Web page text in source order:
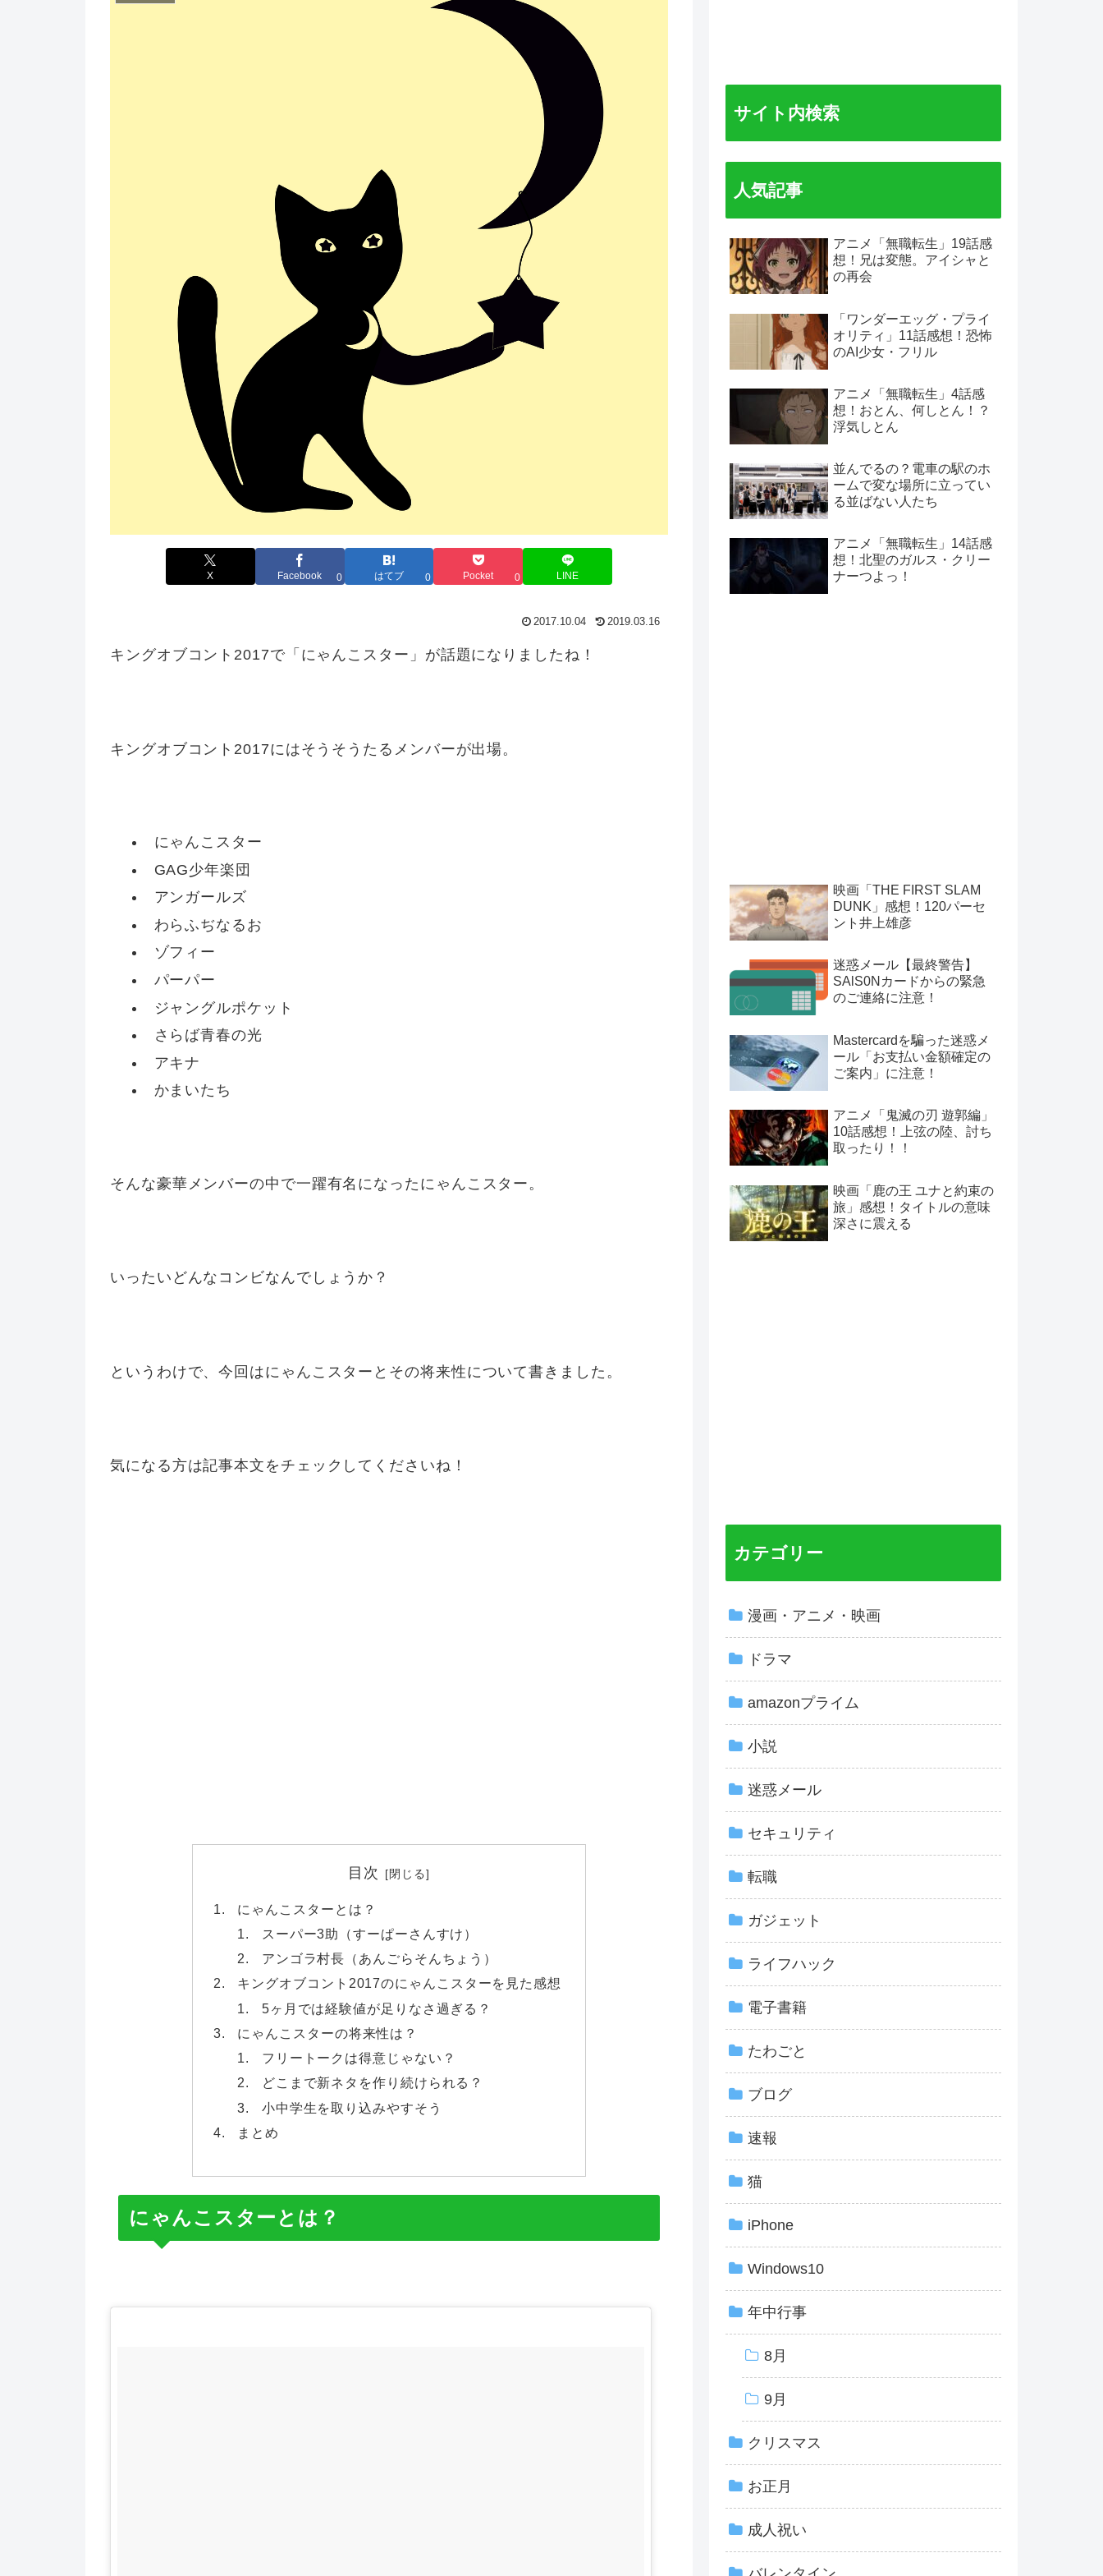
X Facebook 0 はてブ 0 Pocket 0 LINE
2017.10.04 2019.03.16
キングオブコント2017で「にゃんこスター」が話題になりましたね！
キングオブコント2017にはそうそうたるメンバーが出場。
にゃんこスター
GAG少年楽団
アンガールズ
わらふぢなるお
ゾフィー
パーパー
ジャングルポケット
さらば青春の光
アキナ
かまいたち
そんな豪華メンバーの中で一躍有名になったにゃんこスター。
いったいどんなコンビなんでしょうか？
というわけで、今回はにゃんこスターとその将来性について書きました。
気になる方は記事本文をチェックしてくださいね！
目次
にゃんこスターとは？
スーパー3助（すーぱーさんすけ）
アンゴラ村長（あんごらそんちょう）
キングオブコント2017のにゃんこスターを見た感想
5ヶ月では経験値が足りなさ過ぎる？
にゃんこスターの将来性は？
フリートークは得意じゃない？
どこまで新ネタを作り続けられる？
小中学生を取り込みやすそう
まとめ
にゃんこスターとは？
サイト内検索
人気記事
アニメ「無職転生」19話感
想！兄は変態。アイシャと
の再会
「ワンダーエッグ・プライ
オリティ」11話感想！恐怖
のAI少女・フリル
アニメ「無職転生」4話感
想！おとん、何しとん！？
浮気しとん
並んでるの？電車の駅のホ
ームで変な場所に立ってい
る並ばない人たち
アニメ「無職転生」14話感
想！北聖のガルス・クリー
ナーつよっ！
映画「THE FIRST SLAM
DUNK」感想！120パーセ
ント井上雄彦
迷惑メール【最終警告】
SAlS0Nカードからの緊急
のご連絡に注意！
Mastercardを騙った迷惑メ
ール「お支払い金額確定の
ご案内」に注意！
アニメ「鬼滅の刃 遊郭編」
10話感想！上弦の陸、討ち
取ったり！！
映画「鹿の王 ユナと約束の
旅」感想！タイトルの意味
深さに震える
カテゴリー
漫画・アニメ・映画
ドラマ
amazonプライム
小説
迷惑メール
セキュリティ
転職
ガジェット
ライフハック
電子書籍
たわごと
ブログ
速報
猫
iPhone
Windows10
年中行事
8月
9月
クリスマス
お正月
成人祝い